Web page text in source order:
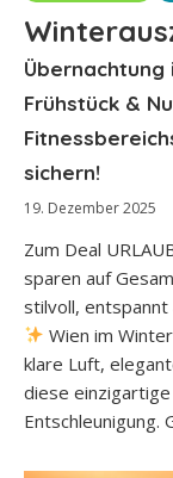
Übernachtung
Frühstück &
sichern!
19. Dezember 2025
Zum Deal
sparen auf
stilvoll,
Wien im
klare Luft,
diese einzigartige
Entschleunigung.